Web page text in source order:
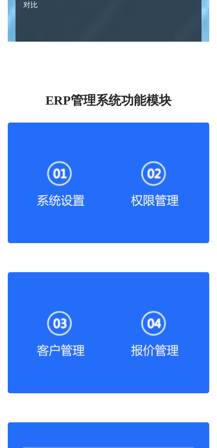
对比
ERP管理系统功能模块